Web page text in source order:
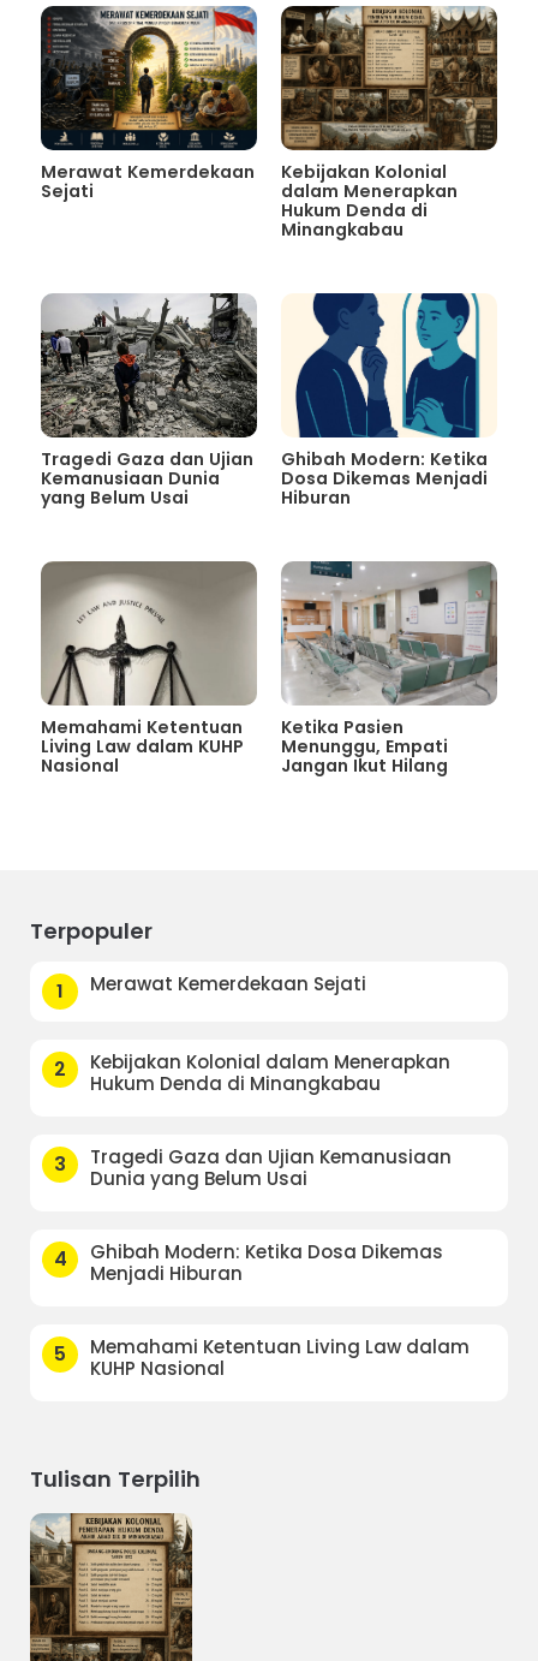
Merawat Kemerdekaan
Sejati
Kebijakan Kolonial
dalam Menerapkan
Hukum Denda di
Minangkabau
Tragedi Gaza dan Ujian
Kemanusiaan Dunia
yang Belum Usai
Ghibah Modern: Ketika
Dosa Dikemas Menjadi
Hiburan
Memahami Ketentuan
Living Law dalam KUHP
Nasional
Ketika Pasien
Menunggu, Empati
Jangan Ikut Hilang
Terpopuler
1 Merawat Kemerdekaan Sejati
2
Kebijakan Kolonial dalam Menerapkan
Hukum Denda di Minangkabau
3
Tragedi Gaza dan Ujian Kemanusiaan
Dunia yang Belum Usai
4
Ghibah Modern: Ketika Dosa Dikemas
Menjadi Hiburan
5
Memahami Ketentuan Living Law dalam
KUHP Nasional
Tulisan Terpilih